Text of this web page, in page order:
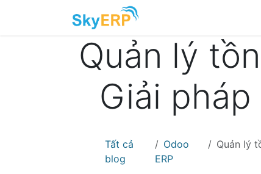
Quản lý
Giải
Tất cả
blog
Odoo
ERP
Quản lý